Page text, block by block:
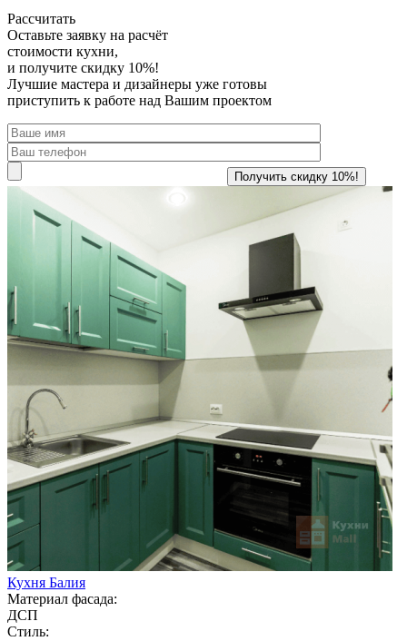
Рассчитать
Оставьте заявку на расчёт
стоимости кухни,
и получите скидку 10%!
Лучшие мастера и дизайнеры уже готовы
приступить к работе над Вашим проектом
Кухня Балия
Материал фасада:
ДСП
Стиль: